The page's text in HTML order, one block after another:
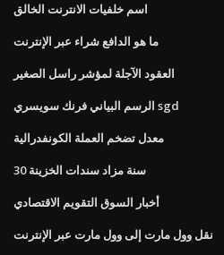
اسم خلفيات الانترنت الخالق
ما هو الدافع شراء عبر الإنترنت
العقود الآجلة لمؤشر راسل الصغير
الرسم البياني فرنك سويسري sgd
معدل تضخم العملة الكونفدرالية
30 سنة مزاد سندات الخزينة
أخبار السوق التقويم الاقتصادي
نقل وول مارت إلى وول مارت عبر الإنترنت